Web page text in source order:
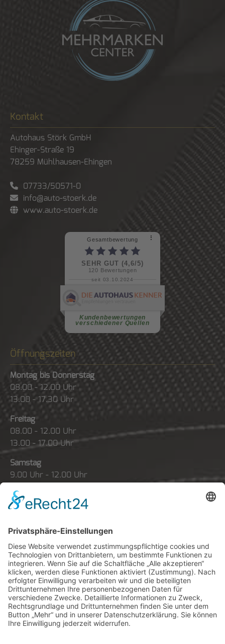
Kontakt
Autohaus Störk GmbH
Ehinger-Straße 19
78259 Mühlhausen-Ehingen
07733/50571-0
info@auto-stoerk.de
www.auto-stoerk.de
Gesamtbewertung ⠇
SEHR GUT (4,6/5)
120 Bewertungen
seit 03.10.2024
Kundenbewertungen
verschiedener Quellen
weiterlesen
Öffnungszeiten
Montag bis Donnerstag
08.00 - 12.00 Uhr
13.00 - 17.30 Uhr
Freitag
08.00 - 12.00 Uhr
13.00 - 17.00 Uhr
Samstag
9.00 Uhr - 12.00 Uhr
Sonntag
geschlossen
Probefahrten nach Vereinbarung
Reparaturen
Wir denken nicht bis zur nächsten
Schraube, sondern zu Ihrem Vorteil.
Bei allen Fabrikaten!